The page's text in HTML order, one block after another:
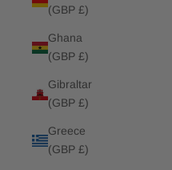
(GBP £)
Ghana
(GBP £)
Gibraltar
(GBP £)
Greece
(GBP £)